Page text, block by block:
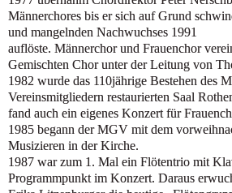
Männerchores bis er sich auf Grund
und mangelnden Nachwuchses 1991
auflöste. Männerchor und Frauenchor
Gemischten Chor unter der Leitung von
1982 wurde das 110jährige Bestehen des
Vereinsmitgliedern restaurierten Saal
fand auch ein eigenes Konzert für
1985 begann der MGV mit dem
Musizieren in der Kirche.
1987 war zum 1. Mal ein Flötentrio mit
Programmpunkt im Konzert. Daraus